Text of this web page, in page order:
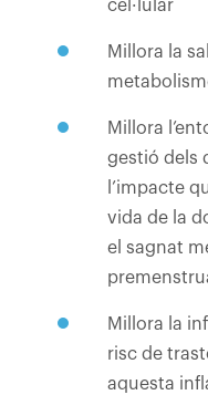
cel·lular
Millora la
Millora
gestió dels
l’impacte
vida de la
el sagnat
Millora la
risc de
aquesta